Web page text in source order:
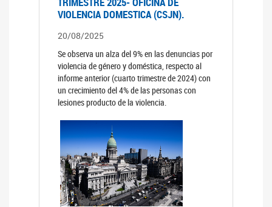
VIOLENCIA DOMESTICA (CSJN).
20/08/2025
Se observa un alza del 9% en las denuncias por
violencia de género y doméstica, respecto al
informe anterior (cuarto trimestre de 2024) con
un crecimiento del 4% de las personas con
lesiones producto de la violencia.